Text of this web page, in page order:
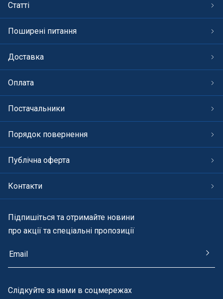
Статті
Поширені питання
Доставка
Оплата
Постачальники
Порядок повернення
Публічна оферта
Контакти
Підпишіться та отримайте новини
про акції та спеціальні пропозиції
Cлідкуйте за нами в соцмережах